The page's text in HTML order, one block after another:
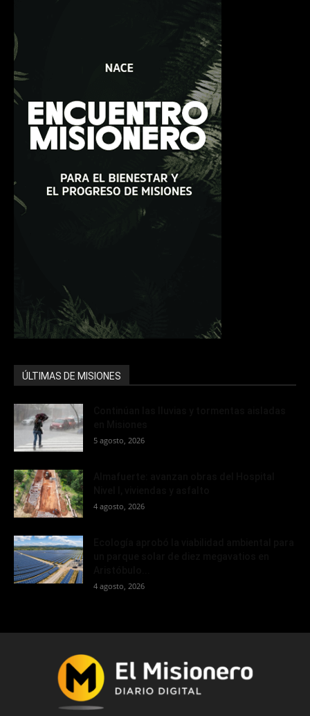
ÚLTIMAS DE MISIONES
5 agosto, 2026
4 agosto, 2026
4 agosto, 2026